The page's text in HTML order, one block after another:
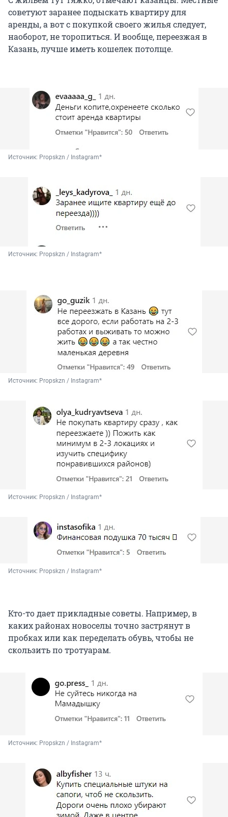
советуют заранее подыскать квартиру для
аренды, а вот с покупкой своего жилья следует,
наоборот, не торопиться. И вообще, переезжая в
Казань, лучше иметь кошелек потолще.
Источник: Propskzn / Instagram*
Источник: Propskzn / Instagram*
Источник: Propskzn / Instagram*
Источник: Propskzn / Instagram*
Источник: Propskzn / Instagram*
Кто-то дает прикладные советы. Например, в
каких районах новоселы точно застрянут в
пробках или как переделать обувь, чтобы не
скользить по тротуарам.
Источник: Propskzn / Instagram*